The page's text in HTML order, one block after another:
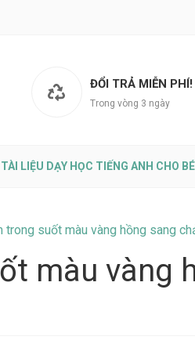
ĐỔI TRẢ MIỄN PHÍ!
Trong vòng 3 ngày
TÀI LIỆU DẠY HỌC TIẾNG ANH CHO BÉ
trong suốt màu vàng hồng sang
màu vàng